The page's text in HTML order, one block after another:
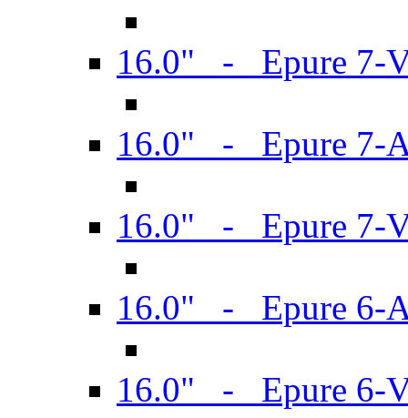
16.0" - Epure 7-
16.0" - Epure 7-
16.0" - Epure 7-
16.0" - Epure 6-
16.0" - Epure 6-